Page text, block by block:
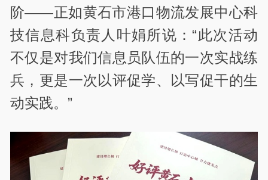
阶——正如黄石市港口物流发展中心科
技信息科负责人叶娟所说：“此次活动
不仅是对我们信息员队伍的一次实战练
兵，更是一次以评促学、以写促干的生
动实践。”